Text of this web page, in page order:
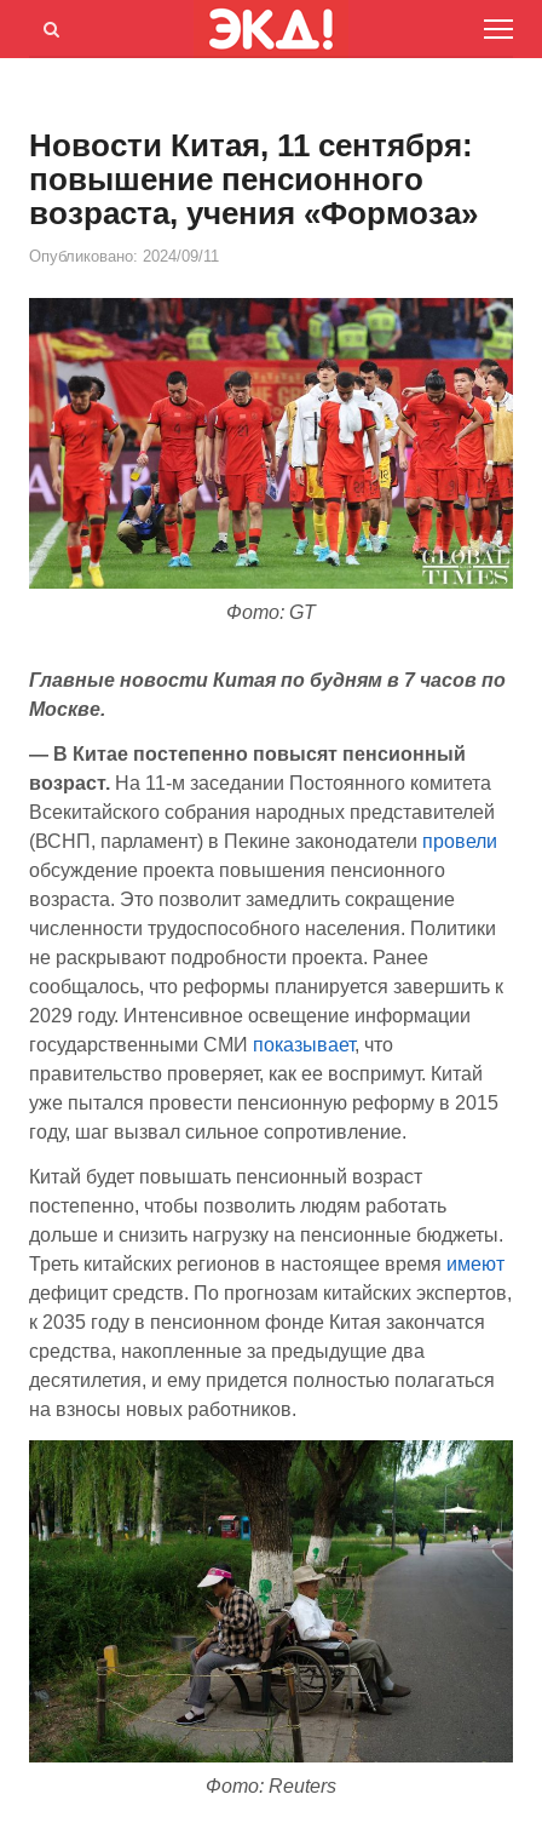
Menu
Открыть
Новости Китая, 11 сентября:
повышение пенсионного
возраста, учения «Формоза»
Опубликовано: 2024/09/11
Фото: GT
Главные новости Китая по будням в 7 часов по
Москве.
— В Китае постепенно повысят пенсионный
возраст. На 11-м заседании Постоянного комитета
Всекитайского собрания народных представителей
(ВСНП, парламент) в Пекине законодатели провели
обсуждение проекта повышения пенсионного
возраста. Это позволит замедлить сокращение
численности трудоспособного населения. Политики
не раскрывают подробности проекта. Ранее
сообщалось, что реформы планируется завершить к
2029 году. Интенсивное освещение информации
государственными СМИ показывает, что
правительство проверяет, как ее воспримут. Китай
уже пытался провести пенсионную реформу в 2015
году, шаг вызвал сильное сопротивление.
Китай будет повышать пенсионный возраст
постепенно, чтобы позволить людям работать
дольше и снизить нагрузку на пенсионные бюджеты.
Треть китайских регионов в настоящее время имеют
дефицит средств. По прогнозам китайских экспертов,
к 2035 году в пенсионном фонде Китая закончатся
средства, накопленные за предыдущие два
десятилетия, и ему придется полностью полагаться
на взносы новых работников.
Фото: Reuters